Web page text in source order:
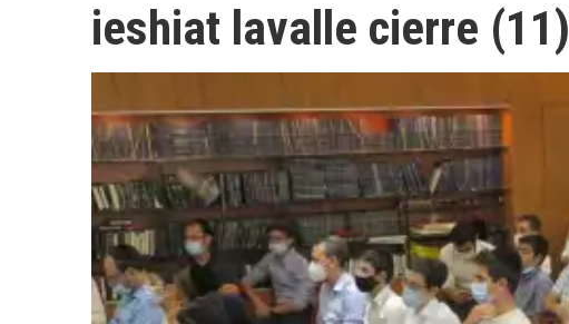
ieshiat lavalle cierre (11)